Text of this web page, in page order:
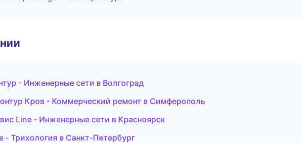
- Инженерные сети в Волгоград
Кров - Коммерческий ремонт в Симферополь
Line - Инженерные сети в Красноярск
- Трихология в Санкт-Петербург